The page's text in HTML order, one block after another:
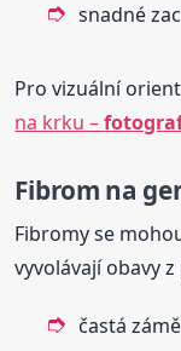
snadné
Pro vizuální
na krku –
Fibrom na
Fibromy se
vyvolávají obavy
častá